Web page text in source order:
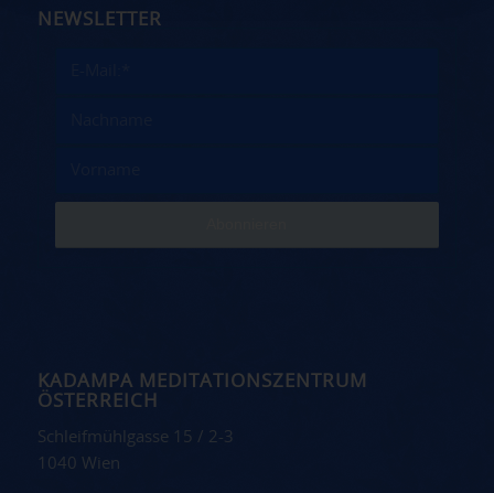
NEWSLETTER
KADAMPA MEDITATIONSZENTRUM
ÖSTERREICH
Schleifmühlgasse 15 / 2-3
1040 Wien